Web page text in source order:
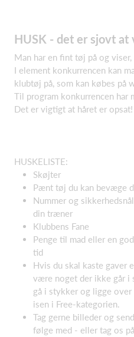
HUSK - det er sjovt
Man har en fint tøj på og
I element konkurrencen kan
klubtøj på, som kan købes på
Til program konkurrencen har
Det er vigtigt at håret er opsat!
HUSKELISTE:
Skøjter
Pænt tøj du kan bevæge
Nummer og
din træner
Klubbens Fane
Penge til mad eller en
tid
Hvis du skal kaste gaver
være noget der ikke går i
gå i stykker og ligge over
isen i Free-kategorien.
Tag gerne billeder og
følge med - eller tag os